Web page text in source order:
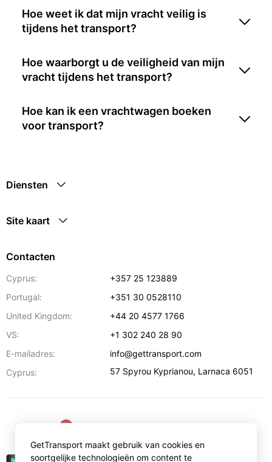
Hoe weet ik dat mijn vracht veilig is
tijdens het transport?
Hoe waarborgt u de veiligheid van mijn
vracht tijdens het transport?
Hoe kan ik een vrachtwagen boeken
voor transport?
Diensten
Site kaart
Contacten
Cyprus:
+357 25 123889
Portugal:
+351 30 0528110
United Kingdom:
+44 20 4577 1766
VS:
+1 302 240 28 90
E-mailadres:
info@gettransport.com
Cyprus:
57 Spyrou Kyprianou, Larnaca 6051
€
GetTransport maakt gebruik van cookies en
soortgelijke technologieën om content te